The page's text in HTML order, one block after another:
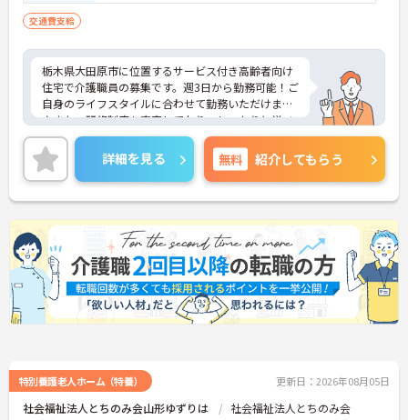
交通費支給
栃木県大田原市に位置するサービス付き高齢者向け
住宅で介護職員の募集です。週3日から勤務可能！ご
自身のライフスタイルに合わせて勤務いただけます
♪また、研修制度も充実しており、しっかりと学べ
てスキルアップが可能です！ご興味のある方はご面
接のポイントお伝えしますのでご気軽にお問い合わ
せください。
詳細を見る 無料 紹介してもらう
特別養護老人ホーム（特養） 更新日：2026年08月05日
社会福祉法人とちのみ会山形ゆずりは 社会福祉法人とちのみ会